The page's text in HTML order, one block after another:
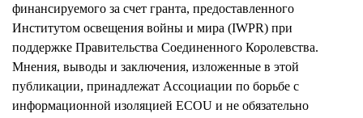
финансируемого за счет гранта, предоставленного
Институтом освещения войны и мира (IWPR) при
поддержке Правительства Соединенного Королевства.
Мнения, выводы и заключения, изложенные в этой
публикации, принадлежат Ассоциации по борьбе с
информационной изоляцией ECOU и не обязательно